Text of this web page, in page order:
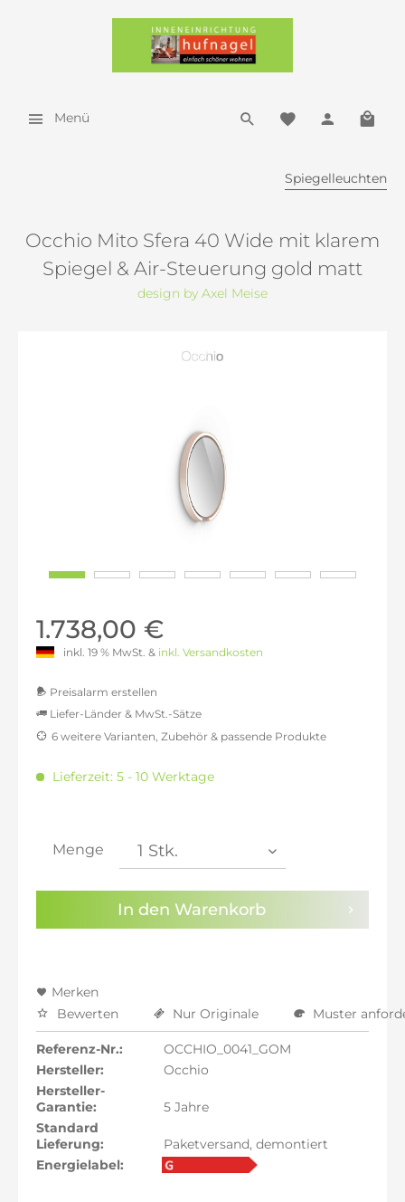
Menü
Spiegelleuchten
Occhio Mito Sfera 40 Wide mit klarem
Spiegel & Air-Steuerung gold matt
design by Axel Meise
1.738,00 €
inkl. 19 % MwSt. & inkl. Versandkosten
Preisalarm erstellen
Sie haben dieDatenschutzbestimmungenzur
Kenntnis genommen.
Liefer-Länder & MwSt.-Sätze
inkl. 16% MwSt.: 1.694,18 €
inkl. 20% MwSt.: 1.752,61 €
inkl. 21% MwSt.: 1.767,21 €
inkl. 22% MwSt.: 1.781,82 €
6 weitere Varianten, Zubehör & passende Produkte
Lieferzeit: 5 - 10 Werktage
Menge
In den Warenkorb
Merken
Bewerten
Nur Originale Muster
Referenz-Nr.:
OCCHIO_0041_GOM
Hersteller:
Occhio
Hersteller-
Garantie:
5 Jahre
Standard
Lieferung:
Paketversand, demontiert
Energielabel: